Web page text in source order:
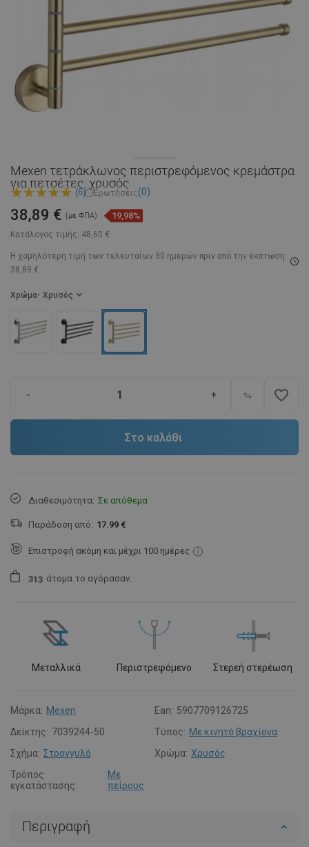
Mexen τετράκλωνος περιστρεφόμενος κρεμάστρα
για πετσέτες, χρυσός
(6) Ερωτήσεις(0)
Κατάλογος τιμής: 48,60 €
38,89 € (με ΦΠΑ) 19,98%
Η χαμηλότερη τιμή των τελευταίων 30 ημερών πριν από την έκπτωση:
38,89 €
Χρώμα - Χρυσός
- + favorite_border
Στο καλάθι
Διαθεσιμότητα: Σε απόθεμα
Παράδοση από: 17.99 €
Επιστροφή ακόμη και μέχρι 100 ημέρες
31 3 άτομα το αγόρασαν.
Μεταλλικά Περιστρεφόμενο Στερεή στερέωση
Μάρκα: Mexen Ean: 5907709126725
Δείκτης: 7039244-50 Τύπος: Με κινητό βραχίονα
Σχήμα: Στρογγυλό Χρώμα: Χρυσός
Τρόπος
εγκατάστασης:
Με
πείρους
Περιγραφή